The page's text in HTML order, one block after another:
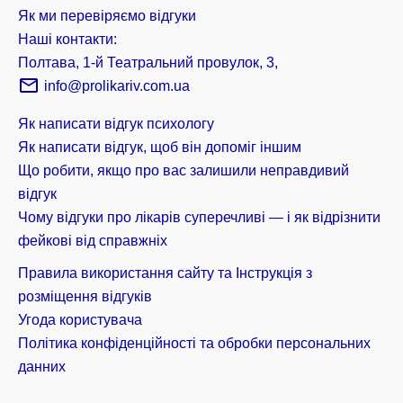
Як ми перевіряємо відгуки
Наші контакти:
Полтава, 1-й Театральний провулок, 3,
info@prolikariv.com.ua
Як написати відгук психологу
Як написати відгук, щоб він допоміг іншим
Що робити, якщо про вас залишили неправдивий
відгук
Чому відгуки про лікарів суперечливі — і як відрізнити
фейкові від справжніх
Правила використання сайту та Інструкція з
розміщення відгуків
Угода користувача
Політика конфіденційності та обробки персональних
данних